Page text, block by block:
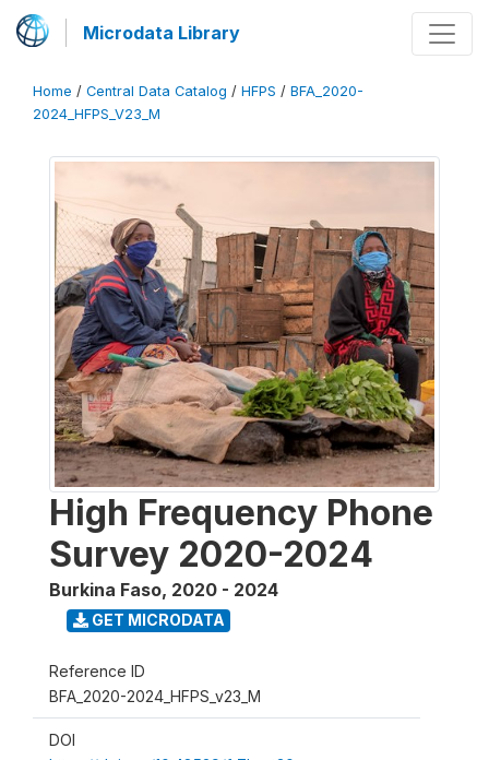
Microdata Library
Home / Central Data Catalog / HFPS / BFA_2020-
2024_HFPS_V23_M
High Frequency Phone
Survey 2020-2024
Burkina Faso, 2020 - 2024
GET MICRODATA
Reference ID
BFA_2020-2024_HFPS_v23_M
DOI